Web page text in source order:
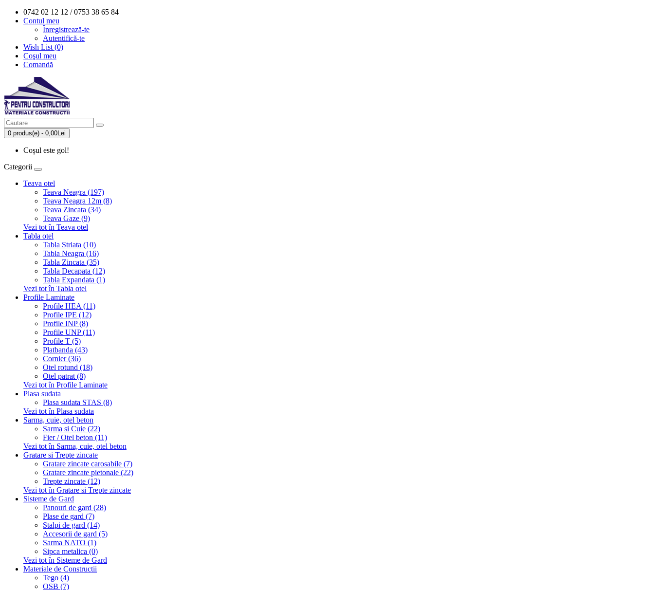
0742 02 12 12 / 0753 38 65 84
Contul meu
Înregistrează-te
Autentifică-te
Wish List (0)
Coşul meu
Comandă
0 produs(e) - 0,00Lei
Coșul este gol!
Categorii
Teava otel
Teava Neagra (197)
Teava Neagra 12m (8)
Teava Zincata (34)
Teava Gaze (9)
Vezi tot în Teava otel
Tabla otel
Tabla Striata (10)
Tabla Neagra (16)
Tabla Zincata (35)
Tabla Decapata (12)
Tabla Expandata (1)
Vezi tot în Tabla otel
Profile Laminate
Profile HEA (11)
Profile IPE (12)
Profile INP (8)
Profile UNP (11)
Profile T (5)
Platbanda (43)
Cornier (36)
Otel rotund (18)
Otel patrat (8)
Vezi tot în Profile Laminate
Plasa sudata
Plasa sudata STAS (8)
Vezi tot în Plasa sudata
Sarma, cuie, otel beton
Sarma si Cuie (22)
Fier / Otel beton (11)
Vezi tot în Sarma, cuie, otel beton
Gratare si Trepte zincate
Gratare zincate carosabile (7)
Gratare zincate pietonale (22)
Trepte zincate (12)
Vezi tot în Gratare si Trepte zincate
Sisteme de Gard
Panouri de gard (28)
Plase de gard (7)
Stalpi de gard (14)
Accesorii de gard (5)
Sarma NATO (1)
Sipca metalica (0)
Vezi tot în Sisteme de Gard
Materiale de Constructii
Tego (4)
OSB (7)